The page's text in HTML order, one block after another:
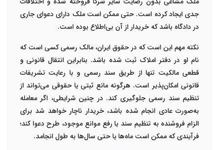
جدی ایجاد کرده است. حتی ممکن است ملک دارای دعوای جاری
در دادگاه باشد که خریدار از آن بی‌اطلاع بوده است.
نکته مهم این است که در حقوق ایران، مالک رسمی کسی است که
نام او در دفتر املاک ثبت شده باشد. بنابراین انتقال قانونی و
قطعی مالکیت تنها از طریق سند رسمی و با رعایت تشریفات
قانونی امکان‌پذیر است. هرگونه مانع ثبتی یا حقوقی می‌تواند از
تنظیم سند رسمی جلوگیری کند. در چنین شرایطی، اگر معامله
به‌صورت عادی انجام شده باشد، خریدار ناچار خواهد شد برای
الزام فروشنده به تنظیم سند یا رفع موانع موجود، طرح دعوا کند؛
فرآیندی که ممکن است ماه‌ها یا حتی سال‌ها به طول انجامد.